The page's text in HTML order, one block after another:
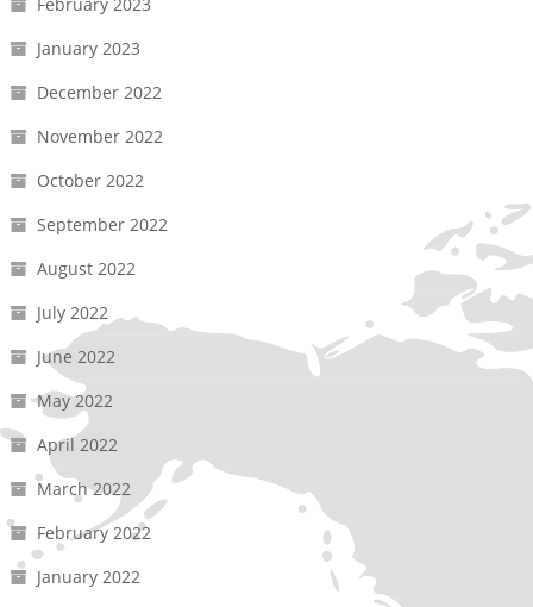
January 2023
December 2022
November 2022
October 2022
September 2022
August 2022
July 2022
June 2022
May 2022
April 2022
March 2022
February 2022
January 2022